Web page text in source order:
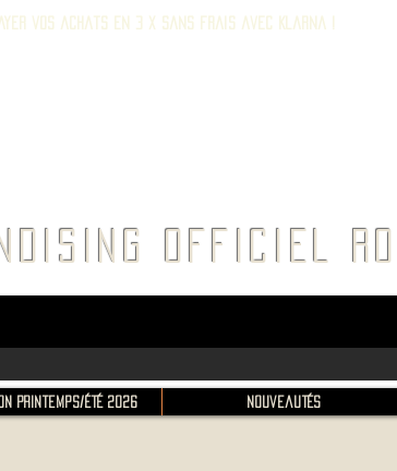
vos achats en 3 x sans frais avec Klarna !
OFFICIEL
Printemps/Été 2026 Nouveautés